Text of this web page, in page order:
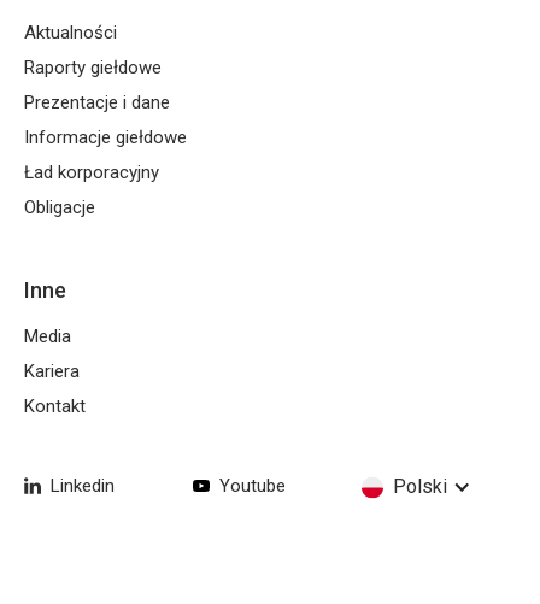
Linkedin Youtube Polski
Aktualności
Raporty giełdowe
Prezentacje i dane
Informacje giełdowe
Ład korporacyjny
Obligacje
Inne
Media
Kariera
Kontakt